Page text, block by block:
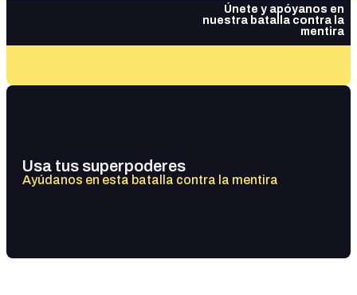
Únete y apóyanos en
nuestra batalla contra la
mentira
Usa tus superpoderes
Ayúdanos en esta batalla contra la mentira